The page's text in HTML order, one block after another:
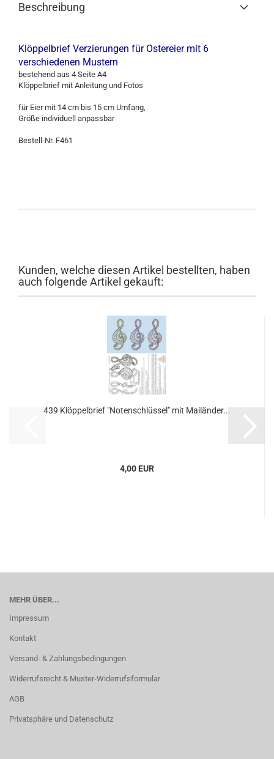
Beschreibung
Klöppelbrief Verzierungen für Ostereier mit 6
verschiedenen Mustern
bestehend aus 4 Seite A4
Klöppelbrief mit Anleitung und Fotos
für Eier mit 14 cm bis 15 cm Umfang,
Größe individuell anpassbar
Bestell-Nr. F461
Kunden, welche diesen Artikel bestellten, haben
auch folgende Artikel gekauft:
439 Klöppelbrief "Notenschlüssel" mit Mailänder...
4,00 EUR
MEHR ÜBER...
Impressum
Kontakt
Versand- & Zahlungsbedingungen
Widerrufsrecht & Muster-Widerrufsformular
AGB
Privatsphäre und Datenschutz